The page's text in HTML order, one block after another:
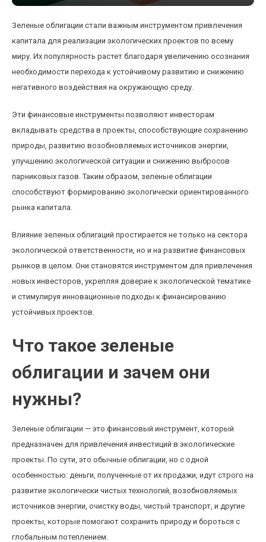
Зеленые облигации стали важным инструментом привлечения
капитала для реализации экологических проектов по всему
миру. Их популярность растет благодаря увеличению осознания
необходимости перехода к устойчивому развитию и снижению
негативного воздействия на окружающую среду.
Эти финансовые инструменты позволяют инвесторам
вкладывать средства в проекты, способствующие сохранению
природы, развитию возобновляемых источников энергии,
улучшению экологической ситуации и снижению выбросов
парниковых газов. Таким образом, зеленые облигации
способствуют формированию экологически ориентированного
рынка капитала.
Влияние зеленых облигаций простирается не только на сектора
экологической ответственности, но и на развитие финансовых
рынков в целом. Они становятся инструментом для привлечения
новых инвесторов, укрепляя доверие к экологической тематике
и стимулируя инновационные подходы к финансированию
устойчивых проектов.
Что такое зеленые
облигации и зачем они
нужны?
Зеленые облигации — это финансовый инструмент, который
предназначен для привлечения инвестиций в экологические
проекты. По сути, это обычные облигации, но с одной
особенностью: деньги, полученные от их продажи, идут строго на
развитие экологически чистых технологий, возобновляемых
источников энергии, очистку воды, чистый транспорт, и другие
проекты, которые помогают сохранить природу и бороться с
глобальным потеплением.